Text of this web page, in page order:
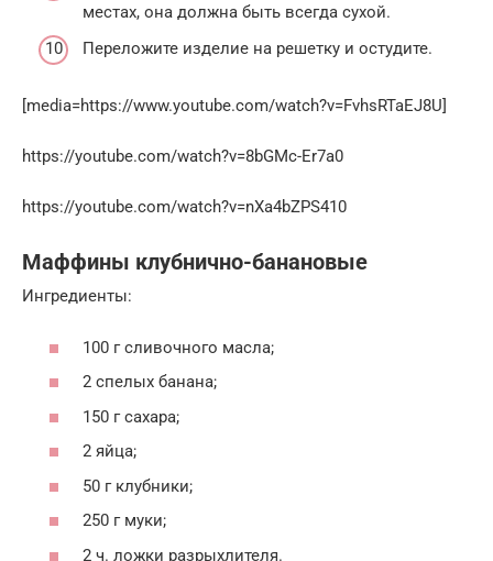
местах, она должна быть всегда сухой.
Переложите изделие на решетку и остудите.
[media=https://www.youtube.com/watch?v=FvhsRTaEJ8U]
https://youtube.com/watch?v=8bGMc-Er7a0
https://youtube.com/watch?v=nXa4bZPS410
Маффины клубнично-банановые
Ингредиенты:
100 г сливочного масла;
2 спелых банана;
150 г сахара;
2 яйца;
50 г клубники;
250 г муки;
2 ч. ложки разрыхлителя.